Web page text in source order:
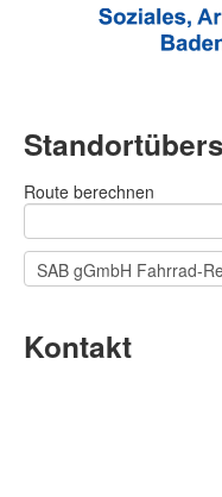
Route berechnen
Kontakt